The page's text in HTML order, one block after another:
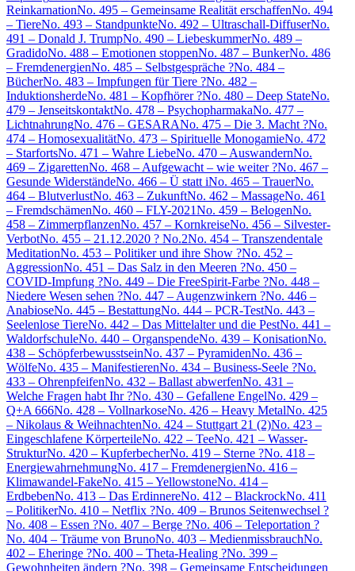
ReinkarnationNo. 495 – Gemeinsame Realität erschaffenNo. 494
– TiereNo. 493 – StandpunkteNo. 492 – Ultraschall-DiffuserNo.
491 – Donald J. TrumpNo. 490 – LiebeskummerNo. 489 –
GradidoNo. 488 – Emotionen stoppenNo. 487 – BunkerNo. 486
– FremdenergienNo. 485 – Selbstgespräche ?No. 484 –
BücherNo. 483 – Impfungen für Tiere ?No. 482 –
InduktionsherdeNo. 481 – Kopfhörer ?No. 480 – Deep StateNo.
479 – JenseitskontaktNo. 478 – PsychopharmakaNo. 477 –
LichtnahrungNo. 476 – GESARANo. 475 – Die 3. Macht ?No.
474 – HomosexualitätNo. 473 – Spirituelle MonogamieNo. 472
– StarfortsNo. 471 – Wahre LiebeNo. 470 – AuswandernNo.
469 – ZigarettenNo. 468 – Aufgewacht – wie weiter ?No. 467 –
Gesunde WiderständeNo. 466 – Ü statt iNo. 465 – TrauerNo.
464 – BlutverlustNo. 463 – ZukunftNo. 462 – MassageNo. 461
– FremdschämenNo. 460 – FLY-2021No. 459 – BelogenNo.
458 – ZimmerpflanzenNo. 457 – KornkreiseNo. 456 – Silvester-
VerbotNo. 455 – 21.12.2020 ? No.2No. 454 – Transzendentale
MeditationNo. 453 – Politiker und ihre Show ?No. 452 –
AggressionNo. 451 – Das Salz in den Meeren ?No. 450 –
COVID-Impfung ?No. 449 – Die FreeSpirit-Farbe ?No. 448 –
Niedere Wesen sehen ?No. 447 – Augenzwinkern ?No. 446 –
AnabioseNo. 445 – BestattungNo. 444 – PCR-TestNo. 443 –
Seelenlose TiereNo. 442 – Das Mittelalter und die PestNo. 441 –
WaldorfschuleNo. 440 – OrganspendeNo. 439 – KonisationNo.
438 – SchöpferbewusstseinNo. 437 – PyramidenNo. 436 –
WölfeNo. 435 – ManifestierenNo. 434 – Business-Seele ?No.
433 – OhrenpfeifenNo. 432 – Ballast abwerfenNo. 431 –
Welche Fragen habt Ihr ?No. 430 – Gefallene EngelNo. 429 –
Q+A 666No. 428 – VollnarkoseNo. 426 – Heavy MetalNo. 425
– Nikolaus & WeihnachtenNo. 424 – Stuttgart 21 (2)No. 423 –
Eingeschlafene KörperteileNo. 422 – TeeNo. 421 – Wasser-
StrukturNo. 420 – KupferbecherNo. 419 – Sterne ?No. 418 –
EnergiewahrnehmungNo. 417 – FremdenergienNo. 416 –
Klimawandel-FakeNo. 415 – YellowstoneNo. 414 –
ErdbebenNo. 413 – Das ErdinnereNo. 412 – BlackrockNo. 411
– PolitikerNo. 410 – Netflix ?No. 409 – Brunos Seitenwechsel ?
No. 408 – Essen ?No. 407 – Berge ?No. 406 – Teleportation ?
No. 404 – Träume von BrunoNo. 403 – MedienmissbrauchNo.
402 – Eheringe ?No. 400 – Theta-Healing ?No. 399 –
Gewohnheiten ändern ?No. 398 – Gemeinsame Entscheidungen